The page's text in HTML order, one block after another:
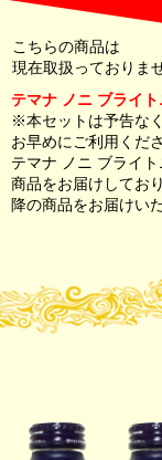
こちらの商品は
現在取扱っておりま
テマナ ノニ ブライ
※本セットは予告な
お早めにご利用くださ
テマナ ノニ ブライ
商品をお届けしてお
降の商品をお届けい